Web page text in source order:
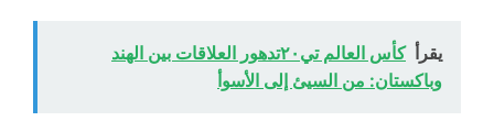
يقرأ
كأس العالم تي٢٠تدهور العلاقات بين الهند
وباكستان: من السيئ إلى الأسوأ